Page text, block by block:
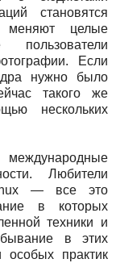
становятся
меняют целые
Если
нужно было
такого же
нескольких
Любители
— все это
в которых
техники и
в этих
особых практик